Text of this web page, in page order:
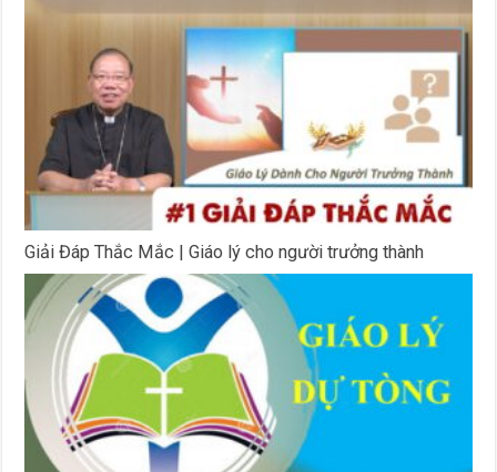
Giải Đáp Thắc Mắc | Giáo lý cho người trưởng thành